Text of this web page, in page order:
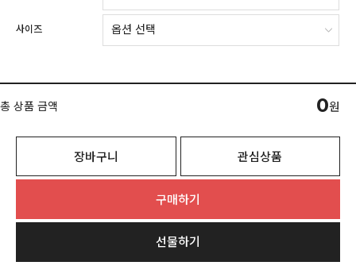
사이즈
총 상품 금액 0원
장바구니 관심상품
구매하기
선물하기